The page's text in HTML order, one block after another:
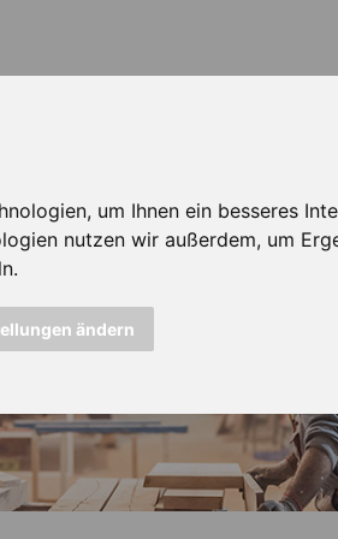
um Ihnen ein besseres
nutzen wir außerdem, um
ändern